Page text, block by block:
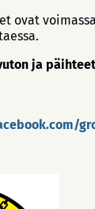
ovat
ja